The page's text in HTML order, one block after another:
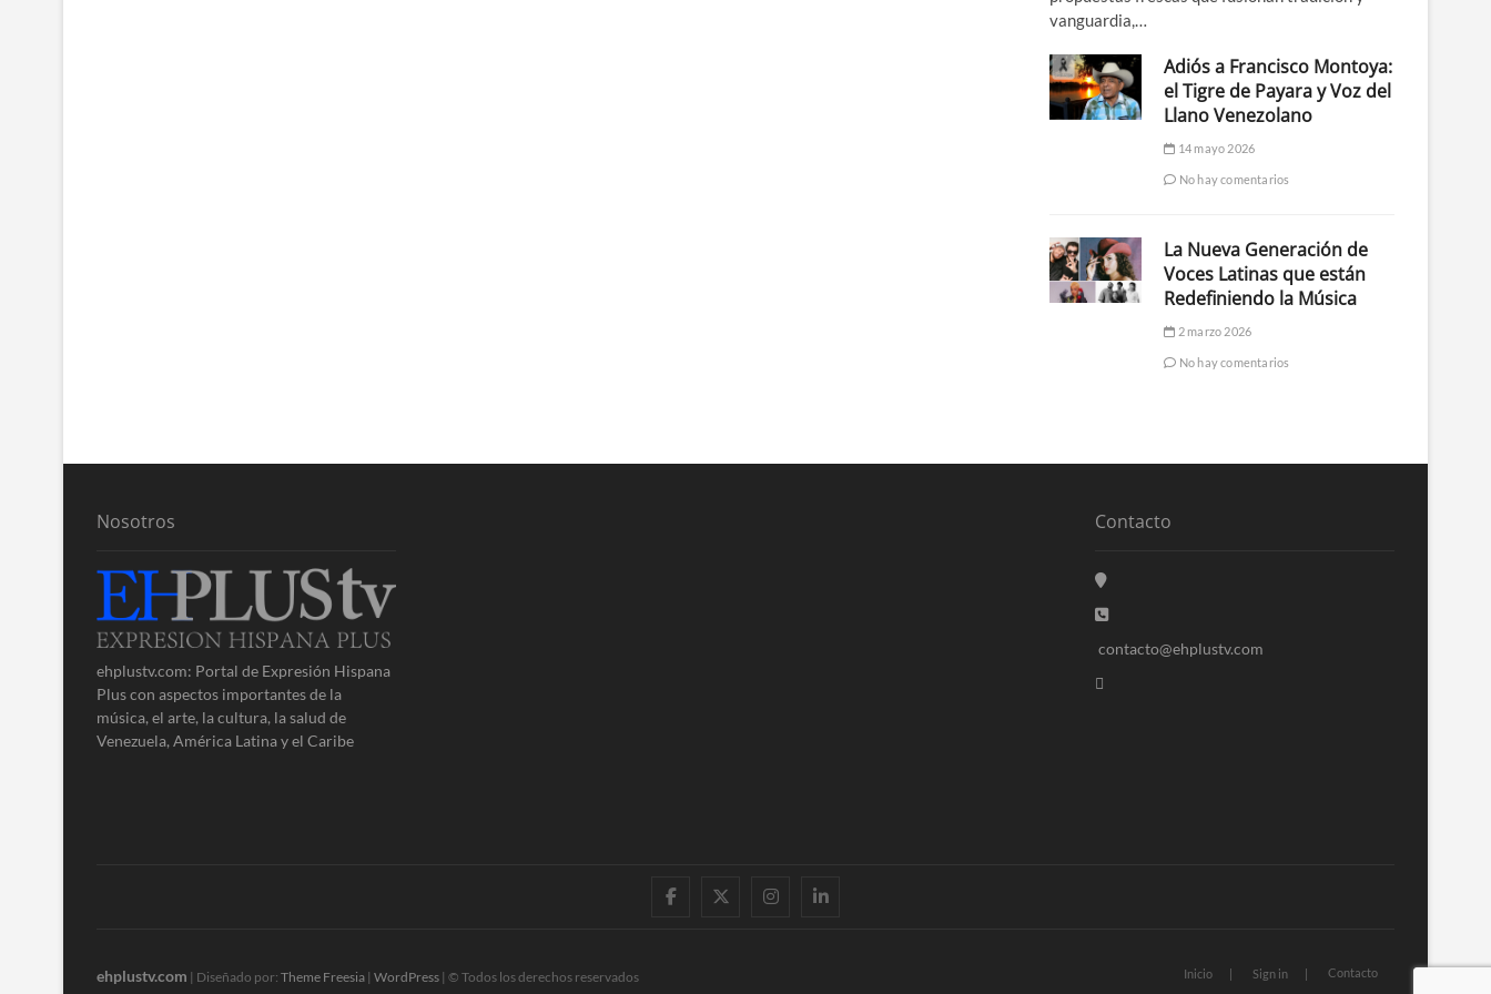
vanguardia,…
Adiós a Francisco Montoya:
el Tigre de Payara y Voz del
Llano Venezolano
14 mayo 2026
No hay comentarios
La Nueva Generación de
Voces Latinas que están
Redefiniendo la Música
2 marzo 2026
No hay comentarios
Nosotros
ehplustv.com: Portal de Expresión Hispana
Plus con aspectos importantes de la
música, el arte, la cultura, la salud de
Venezuela, América Latina y el Caribe
Contacto
contacto@ehplustv.com
facebooktwitterinstagram
linkedin
Inicio Sign in Contacto
ehplustv.com | Diseñado por: Theme Freesia | WordPress | © Todos los derechos reservados